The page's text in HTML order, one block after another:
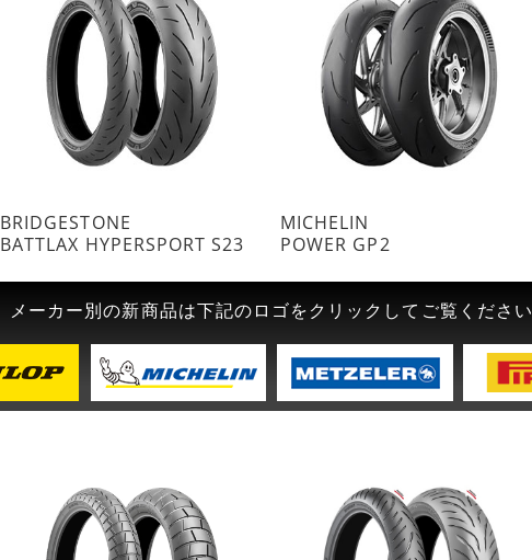
BRIDGESTONE
BATTLAX HYPERSPORT S23
MICHELIN
POWER GP2
メーカー別の新商品は下記のロゴをクリックしてご覧ください